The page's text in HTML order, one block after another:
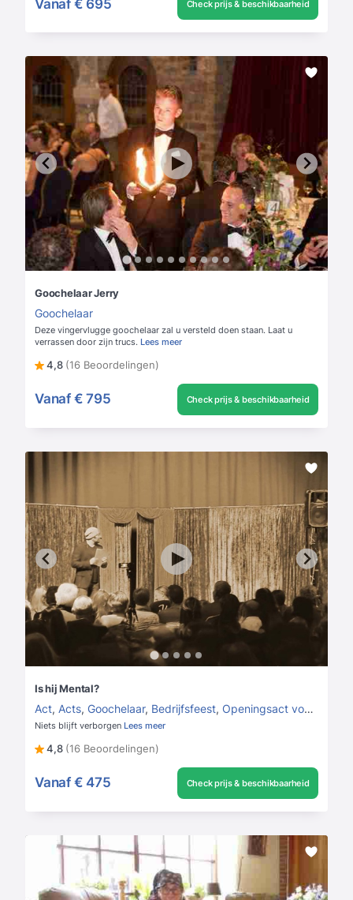
Vanaf € 695 Check prijs & beschikbaarheid
Goochelaar Jerry
Goochelaar
Deze vingervlugge goochelaar zal u versteld doen staan. Laat u
verrassen door zijn trucs. Lees meer
4,8 (16 Beoordelingen)
Vanaf € 795 Check prijs & beschikbaarheid
Is hij Mental?
Act, Acts, Goochelaar, Bedrijfsfeest, Openingsact voor bedrijfsfeest
Niets blijft verborgen Lees meer
4,8 (16 Beoordelingen)
Vanaf € 475 Check prijs & beschikbaarheid